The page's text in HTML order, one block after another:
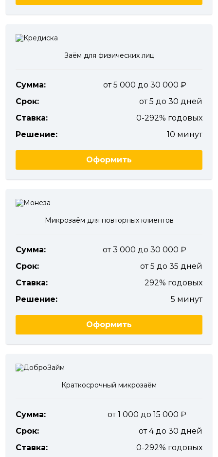
Заём для физических лиц
Сумма:
от 5 000 до 30 000
Срок:
от 5 до 30 дней
Ставка:
0-292% годовых
Решение:
10 минут
Оформить
Микрозаём для повторных клиентов
Сумма:
от 3 000 до 30 000
Срок:
от 5 до 35 дней
Ставка:
292% годовых
Решение:
5 минут
Оформить
Краткосрочный микрозаём
Сумма:
от 1 000 до 15 000
Срок:
от 4 до 30 дней
Ставка:
0-292% годовых